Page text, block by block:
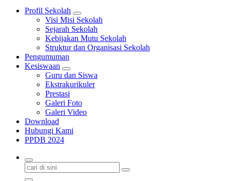
Profil Sekolah
Visi Misi Sekolah
Sejarah Sekolah
Kebijakan Mutu Sekolah
Struktur dan Organisasi Sekolah
Pengumuman
Kesiswaan
Guru dan Siswa
Ekstrakurikuler
Prestasi
Galeri Foto
Galeri Video
Download
Hubungi Kami
PPDB 2024
Pencarian
untuk: